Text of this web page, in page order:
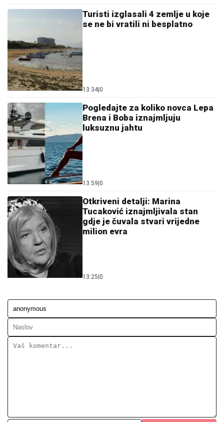
Turisti izglasali 4 zemlje u koje
se ne bi vratili ni besplatno
13:34|0
Pogledajte za koliko novca Lepa
Brena i Boba iznajmljuju
luksuznu jahtu
13:59|0
Otkriveni detalji: Marina
Tucaković iznajmljivala stan
gdje je čuvala stvari vrijedne
milion evra
13:25|0